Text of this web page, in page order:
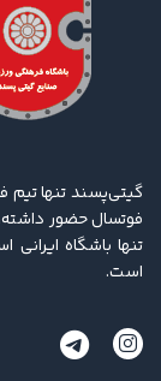
گیتی‌پسند تنها تیم
فوتسال حضور
تنها باشگاه
است.